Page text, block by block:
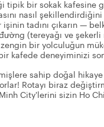
tipik bir sokak kafesine
nasıl
tadını çıkarın —
(tereyağı ve şekerli
bir yolculuğun
kafede deneyiminizi
sahip doğal hikaye
Rotayı biraz
City'lerini sizin Ho